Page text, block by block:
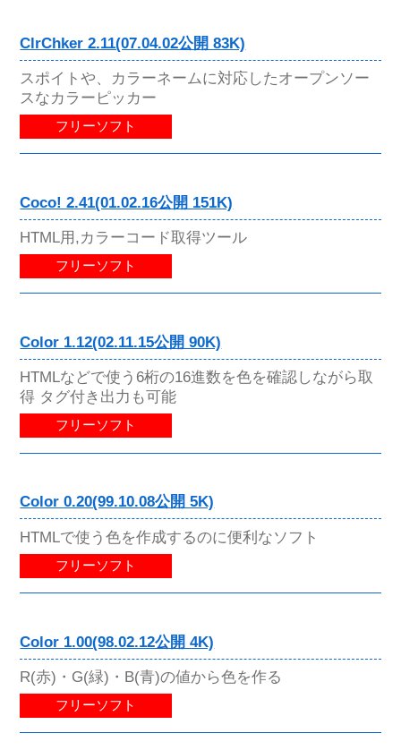
ClrChker 2.11(07.04.02公開 83K)
スポイトや、カラーネームに対応したオープンソー
スなカラーピッカー
フリーソフト
Coco! 2.41(01.02.16公開 151K)
HTML用,カラーコード取得ツール
フリーソフト
Color 1.12(02.11.15公開 90K)
HTMLなどで使う6桁の16進数を色を確認しながら取
得 タグ付き出力も可能
フリーソフト
Color 0.20(99.10.08公開 5K)
HTMLで使う色を作成するのに便利なソフト
フリーソフト
Color 1.00(98.02.12公開 4K)
R(赤)・G(緑)・B(青)の値から色を作る
フリーソフト